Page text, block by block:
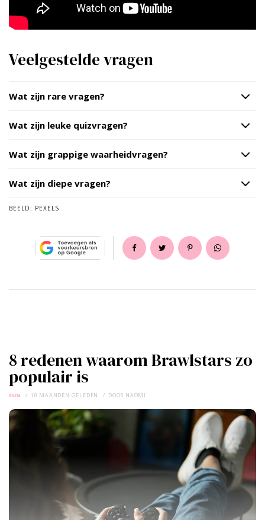
Veelgestelde vragen
Wat zijn rare vragen?
Wat zijn leuke quizvragen?
Wat zijn grappige waarheidvragen?
Wat zijn diepe vragen?
BEELD: PEXELS
8 redenen waarom Brawlstars zo
populair is
FUN 10 MAANDEN GELEDEN DOOR NAOMI